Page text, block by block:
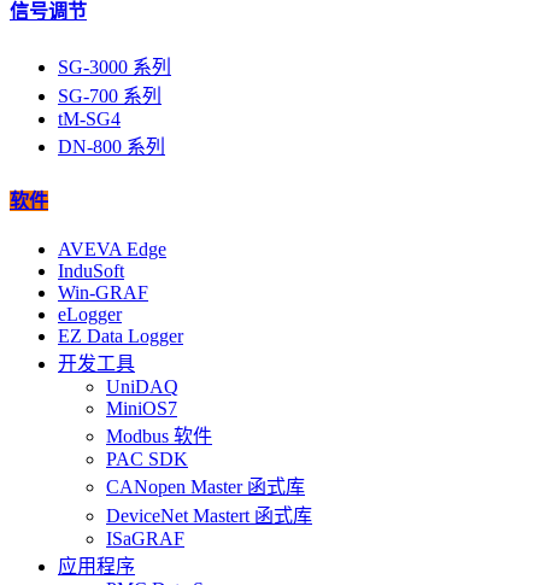
信号调节
SG-3000 系列
SG-700 系列
tM-SG4
DN-800 系列
软件
AVEVA Edge
InduSoft
Win-GRAF
eLogger
EZ Data Logger
开发工具
UniDAQ
MiniOS7
Modbus 软件
PAC SDK
CANopen Master 函式库
DeviceNet Mastert 函式库
ISaGRAF
应用程序